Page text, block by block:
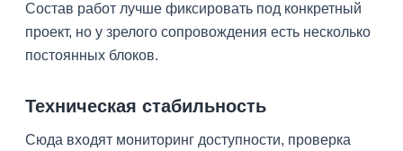
Состав работ лучше фиксировать под конкретный
проект, но у зрелого сопровождения есть несколько
постоянных блоков.
Техническая стабильность
Сюда входят мониторинг доступности, проверка